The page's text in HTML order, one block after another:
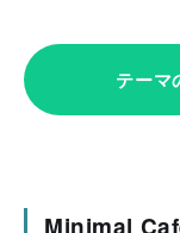
テーマ
Minimal